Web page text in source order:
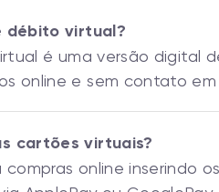
débito virtual?
é uma versão digital
online e sem contato em
cartões virtuais?
online inserindo